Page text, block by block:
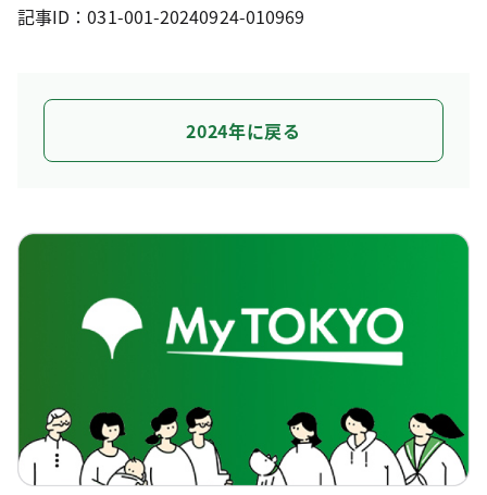
記事ID：031-001-20240924-010969
2024年に戻る